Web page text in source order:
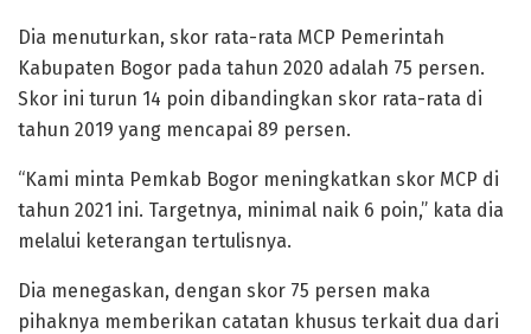
Dia menuturkan, skor rata-rata MCP Pemerintah
Kabupaten Bogor pada tahun 2020 adalah 75 persen.
Skor ini turun 14 poin dibandingkan skor rata-rata di
tahun 2019 yang mencapai 89 persen.
“Kami minta Pemkab Bogor meningkatkan skor MCP di
tahun 2021 ini. Targetnya, minimal naik 6 poin,” kata dia
melalui keterangan tertulisnya.
Dia menegaskan, dengan skor 75 persen maka
pihaknya memberikan catatan khusus terkait dua dari